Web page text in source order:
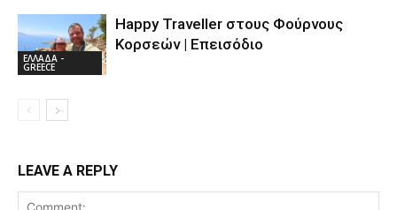
ΕΛΛΑΔΑ -
GREECE
Happy Traveller στους Φούρνους
Κορσεών | Επεισόδιο
LEAVE A REPLY